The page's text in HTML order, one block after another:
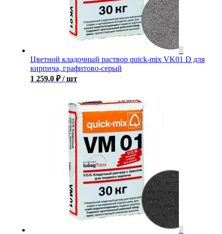
Цветной кладочный раствор quick-mix VK01 D для
кирпича, графитово-серый
1 259.0 ₽ / шт